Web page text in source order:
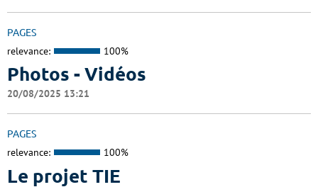
PAGES
relevance: 100%
Photos - Vidéos
20/08/2025 13:21
PAGES
relevance: 100%
Le projet TIE